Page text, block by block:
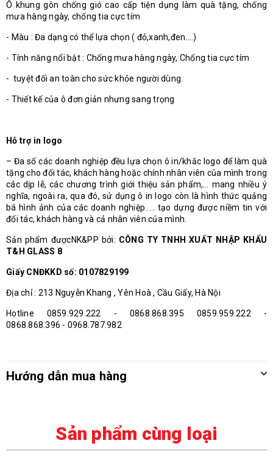
Ô khung gôn chống gió cao cấp tiện dụng làm quà tặng, chống
mưa hàng ngày, chống tia cực tím
- Màu : Đa dạng có thể lựa chọn ( đỏ,xanh,đen....)
- Tính năng nổi bật : Chống mưa hàng ngày, Chống tia cực tím
- tuyệt đối an toàn cho sức khỏe người dùng.
- Thiết kế của ô đơn giản nhưng sang trọng
Hỗ trợ in logo
– Đa số các doanh nghiệp đều lựa chọn ô in/khắc logo để làm quà
tặng cho đối tác, khách hàng hoặc chính nhân viên của mình trong
các dịp lễ, các chương trình giới thiệu sản phẩm,… mang nhiều ý
nghĩa, ngoài ra, qua đó, sử dụng ô in logo còn là hình thức quảng
bá hình ảnh của các doanh nghiệp..... tạo dựng được niềm tin với
đối tác, khách hàng và cả nhân viên của mình.
Sản phẩm đượcNK&PP bởi: CÔNG TY TNHH XUẤT NHẬP KHẨU
T&H GLASS 8
Giấy CNĐKKD số: 0107829199
Địa chỉ : 213 Nguyễn Khang , Yên Hoà , Cầu Giấy, Hà Nội
Hotline 0859.929.222 - 0868.868.395 0859.959.222 -
0868.868.396 - 0968.787.982
Hướng dẫn mua hàng
Sản phẩm cùng loại